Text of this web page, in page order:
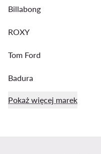
Billabong
ROXY
Tom Ford
Badura
Pokaż więcej marek